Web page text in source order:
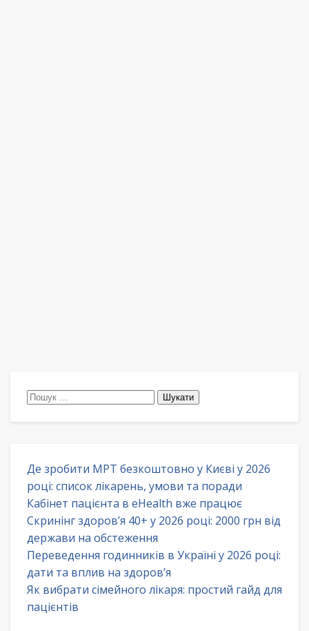
Пошук:
Де зробити МРТ безкоштовно у Києві у 2026
році: список лікарень, умови та поради
Кабінет пацієнта в eHealth вже працює
Скринінг здоров’я 40+ у 2026 році: 2000 грн від
держави на обстеження
Переведення годинників в Україні у 2026 році:
дати та вплив на здоров’я
Як вибрати сімейного лікаря: простий гайд для
пацієнтів